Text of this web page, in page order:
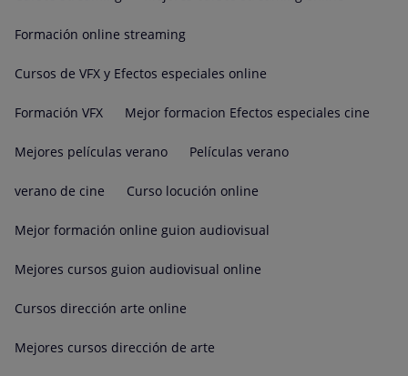
Formación online streaming
Cursos de VFX y Efectos especiales online
Formación VFX Mejor formacion Efectos especiales cine
Mejores películas verano Películas verano
verano de cine Curso locución online
Mejor formación online guion audiovisual
Mejores cursos guion audiovisual online
Cursos dirección arte online
Mejores cursos dirección de arte